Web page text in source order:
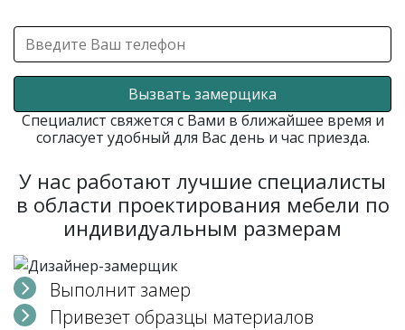
Вызвать замерщика
Специалист свяжется с Вами в ближайшее время и
согласует удобный для Вас день и час приезда.
У нас работают лучшие специалисты
в области проектирования мебели по
индивидуальным размерам
Выполнит замер
Привезет образцы материалов